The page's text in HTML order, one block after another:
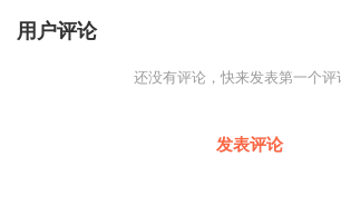
用户评论
还没有评论，快来发表第一个评
发表评论